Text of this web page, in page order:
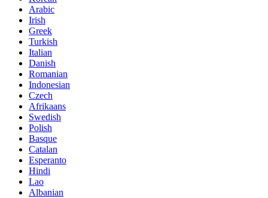
Arabic
Irish
Greek
Turkish
Italian
Danish
Romanian
Indonesian
Czech
Afrikaans
Swedish
Polish
Basque
Catalan
Esperanto
Hindi
Lao
Albanian